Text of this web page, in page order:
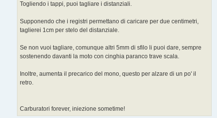
Togliendo i tappi, puoi tagliare i distanziali.
Supponendo che i registri permettano di caricare per due centimetri,
taglierei 1cm per stelo del distanziale.
Se non vuoi tagliare, comunque altri 5mm di sfilo li puoi dare, sempre
sostenendo davanti la moto con cinghia paranco trave scala.
Inoltre, aumenta il precarico del mono, questo per alzare di un po' il
retro.
Carburatori forever, iniezione sometime!